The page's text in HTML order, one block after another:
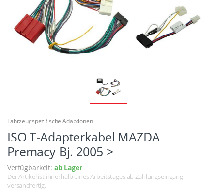
Fahrzeugspezifische Adaptionen
ISO T-Adapterkabel MAZDA
Premacy Bj. 2005 >
Verfügbarkeit: ab Lager
Der Artikel ist innerhalb eines Arbeitstages ab Zahlungseingang
versandfertig.